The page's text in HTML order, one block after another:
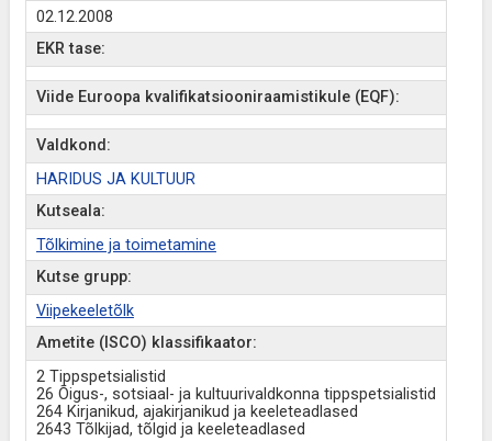
02.12.2008
EKR tase:
Viide Euroopa kvalifikatsiooniraamistikule (EQF):
Valdkond:
HARIDUS JA KULTUUR
Kutseala:
Tõlkimine ja toimetamine
Kutse grupp:
Viipekeeletõlk
Ametite (ISCO) klassifikaator:
2 Tippspetsialistid
26 Õigus-, sotsiaal- ja kultuurivaldkonna tippspetsialistid
264 Kirjanikud, ajakirjanikud ja keeleteadlased
2643 Tõlkijad, tõlgid ja keeleteadlased